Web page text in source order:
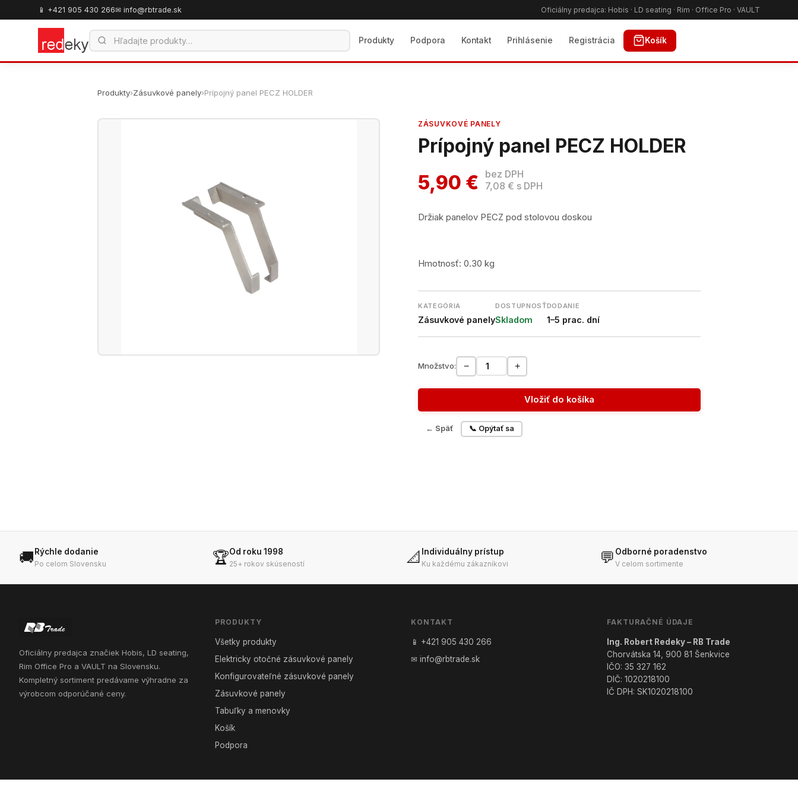
📱 +421 905 430 266✉ info@rbtrade.sk Oficiálny predajca: Hobis · LD seating · Rim · Office Pro · VAULT
Produkty Podpora Kontakt Prihlásenie Registrácia Košík
Produkty›Zásuvkové panely›Prípojný panel PECZ HOLDER
ZÁSUVKOVÉ PANELY
Prípojný panel PECZ HOLDER
5,90 €
bez DPH
7,08 € s DPH
Držiak panelov PECZ pod stolovou doskou
Hmotnosť: 0.30 kg
KATEGÓRIA
Zásuvkové panely
DOSTUPNOSŤ
Skladom
DODANIE
1–5 prac. dní
Množstvo: − +
Vložiť do košíka
← Späť 📞 Opýtať sa
🚚 Rýchle dodanie
Po celom Slovensku 🏆Od roku 1998
25+ rokov skúseností 📐 Individuálny prístup
Ku každému zákazníkovi 💬 Odborné poradenstvo
V celom sortimente
Oficiálny predajca značiek Hobis, LD seating,
Rim Office Pro a VAULT na Slovensku.
Kompletný sortiment predávame výhradne za
výrobcom odporúčané ceny.
PRODUKTY
Všetky produkty
Elektricky otočné zásuvkové panely
Konfigurovateľné zásuvkové panely
Zásuvkové panely
Tabuľky a menovky
Košík
Podpora
KONTAKT
📱 +421 905 430 266
✉ info@rbtrade.sk
FAKTURAČNÉ ÚDAJE
Ing. Robert Redeky – RB Trade
Chorvátska 14, 900 81 Šenkvice
IČO: 35 327 162
DIČ: 1020218100
IČ DPH: SK1020218100